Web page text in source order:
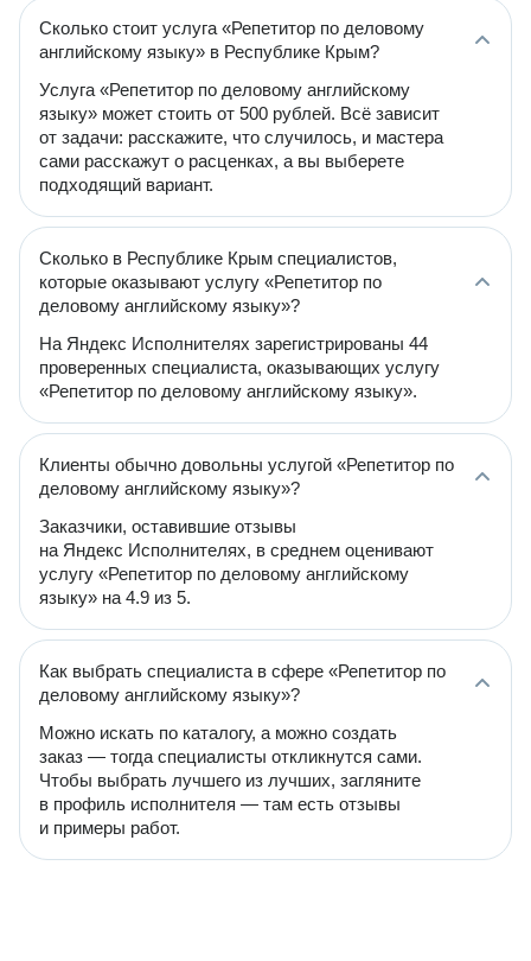
Сколько стоит услуга «Репетитор по деловому
английскому языку» в Республике Крым?
Услуга «Репетитор по деловому английскому
языку» может стоить от 500 рублей. Всё зависит
от задачи: расскажите, что случилось, и мастера
сами расскажут о расценках, а вы выберете
подходящий вариант.
Сколько в Республике Крым специалистов,
которые оказывают услугу «Репетитор по
деловому английскому языку»?
На Яндекс Исполнителях зарегистрированы 44
проверенных специалиста, оказывающих услугу
«Репетитор по деловому английскому языку».
Клиенты обычно довольны услугой «Репетитор по
деловому английскому языку»?
Заказчики, оставившие отзывы
на Яндекс Исполнителях, в среднем оценивают
услугу «Репетитор по деловому английскому
языку» на 4.9 из 5.
Как выбрать специалиста в сфере «Репетитор по
деловому английскому языку»?
Можно искать по каталогу, а можно создать
заказ — тогда специалисты откликнутся сами.
Чтобы выбрать лучшего из лучших, загляните
в профиль исполнителя — там есть отзывы
и примеры работ.